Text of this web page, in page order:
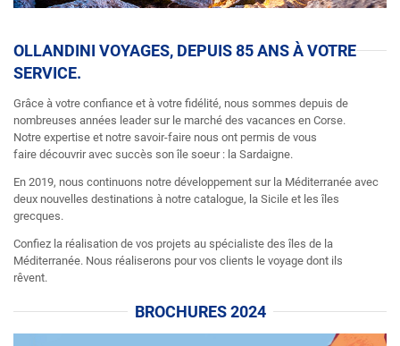
OLLANDINI VOYAGES, DEPUIS 85 ANS À VOTRE
SERVICE.
Grâce à votre confiance et à votre fidélité, nous sommes depuis de
nombreuses années leader sur le marché des vacances en Corse.
Notre expertise et notre savoir-faire nous ont permis de vous
faire découvrir avec succès son île soeur : la Sardaigne.
En 2019, nous continuons notre développement sur la Méditerranée avec
deux nouvelles destinations à notre catalogue, la Sicile et les îles
grecques.
Confiez la réalisation de vos projets au spécialiste des îles de la
Méditerranée. Nous réaliserons pour vos clients le voyage dont ils
rêvent.
BROCHURES 2024